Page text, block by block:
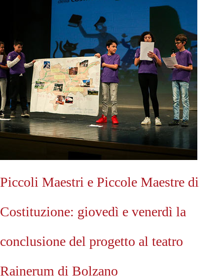
Piccoli Maestri e Piccole Maestre di
Costituzione: giovedì e venerdì la
conclusione del progetto al teatro
Rainerum di Bolzano